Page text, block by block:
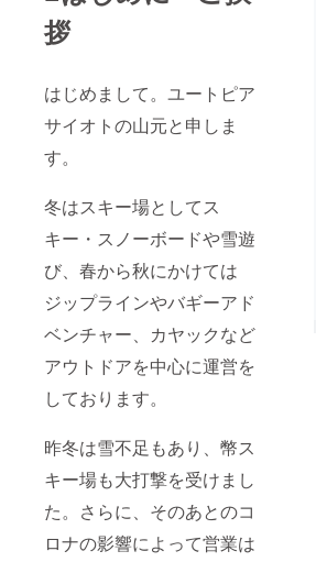
拶
はじめまして。ユートピア
サイオトの山元と申しま
す。
冬はスキー場としてス
キー・スノーボードや雪遊
び、春から秋にかけては
ジップラインやバギーアド
ベンチャー、カヤックなど
アウトドアを中心に運営を
しております。
昨冬は雪不足もあり、幣ス
キー場も大打撃を受けまし
た。さらに、そのあとのコ
ロナの影響によって営業は